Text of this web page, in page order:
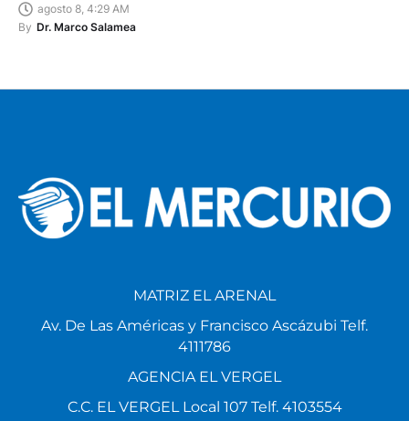
agosto 8, 4:29 AM
By Dr. Marco Salamea
MATRIZ EL ARENAL
Av. De Las Américas y Francisco Ascázubi Telf.
4111786
AGENCIA EL VERGEL
C.C. EL VERGEL Local 107 Telf. 4103554